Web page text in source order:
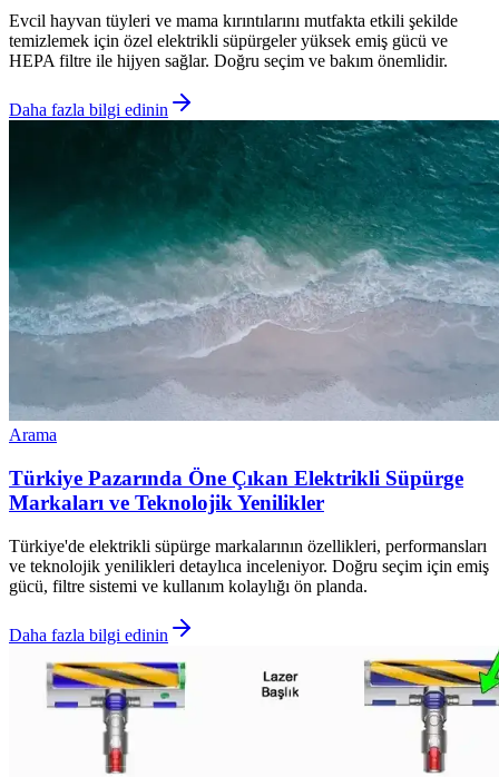
Evcil hayvan tüyleri ve mama kırıntılarını mutfakta etkili şekilde
temizlemek için özel elektrikli süpürgeler yüksek emiş gücü ve
HEPA filtre ile hijyen sağlar. Doğru seçim ve bakım önemlidir.
Daha fazla bilgi edinin
Arama
Türkiye Pazarında Öne Çıkan Elektrikli Süpürge
Markaları ve Teknolojik Yenilikler
Türkiye'de elektrikli süpürge markalarının özellikleri, performansları
ve teknolojik yenilikleri detaylıca inceleniyor. Doğru seçim için emiş
gücü, filtre sistemi ve kullanım kolaylığı ön planda.
Daha fazla bilgi edinin